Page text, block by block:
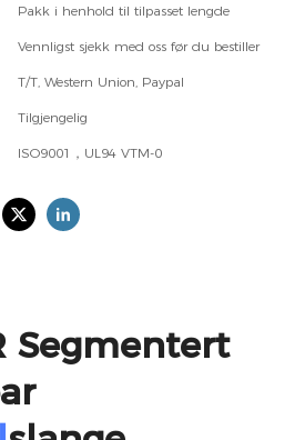
Pakk i henhold til tilpasset lengde
Vennligst sjekk med oss ​​før du bestiller
T/T, Western Union, Paypal
Tilgjengelig
ISO9001，UL94 VTM-0
Segmentert